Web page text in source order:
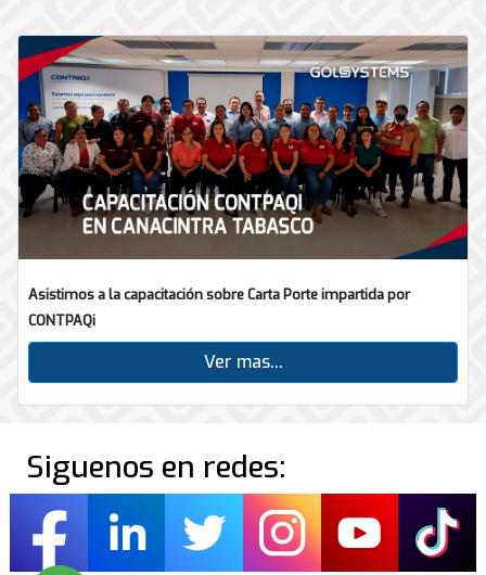
Asistimos a la capacitación sobre Carta Porte impartida por
CONTPAQi
Ver mas...
Siguenos en redes: